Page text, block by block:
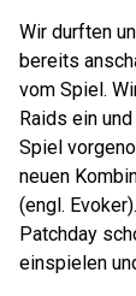
Wir durften
bereits
vom Spiel.
Raids ein
Spiel
neuen
(engl.
Patchday
einspielen